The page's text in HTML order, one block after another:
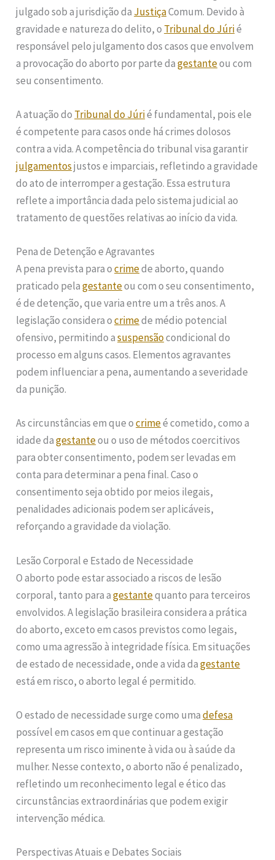
julgado sob a jurisdição da JustiçaComum. Devido à
gravidade e natureza do delito, o Tribunal do Júrié
responsável pelo julgamento dos casos que envolvem
a provocação do aborto por parte dagestanteou com
seu consentimento.
A atuação do Tribunal do Júrié fundamental, pois ele
é competente para casos onde há crimes dolosos
contra a vida. A competência do tribunal visa garantir
julgamentosjustos e imparciais, refletindo a gravidade
do ato de interromper a gestação. Essa estrutura
reflete a importância dada pelo sistema judicial ao
tratamento de questões relativas ao início da vida.
Pena de Detenção e Agravantes
A pena prevista para ocrimede aborto, quando
praticado pelagestanteou com o seu consentimento,
é de detenção, que varia entre um a três anos. A
legislação considera ocrimede médio potencial
ofensivo, permitindo asuspensãocondicional do
processo em alguns casos. Elementos agravantes
podem influenciar a pena, aumentando a severidade
da punição.
As circunstâncias em que ocrimeé cometido, como a
idade dagestanteou o uso de métodos coercitivos
para obter consentimento, podem ser levadas em
conta para determinar a pena final. Caso o
consentimento seja obtido por meios ilegais,
penalidades adicionais podem ser aplicáveis,
reforçando a gravidade da violação.
Lesão Corporal e Estado de Necessidade
O aborto pode estar associado a riscos de lesão
corporal, tanto para agestantequanto para terceiros
envolvidos. A legislação brasileira considera a prática
do aborto, exceto em casos previstos como legais,
como uma agressão à integridade física. Em situações
de estado de necessidade, onde a vida dagestante
está em risco, o aborto legal é permitido.
O estado de necessidade surge como umadefesa
possível em casos em que continuar a gestação
representa um risco iminente à vida ou à saúde da
mulher. Nesse contexto, o aborto não é penalizado,
refletindo um reconhecimento legal e ético das
circunstâncias extraordinárias que podem exigir
intervenção médica.
Perspectivas Atuais e Debates Sociais